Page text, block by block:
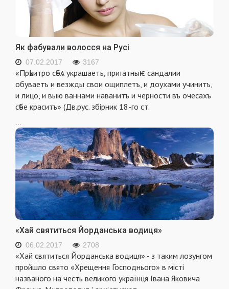
Як фабували волосся на Русі
07.02.2017 3167
«Прѣхитро сѣбѧ украшаетъ, приıатныѥ сандалии
обуваетъ и везжды свои ощиплетъ, и доухами учинитъ,
и лицо, и выю ваннами наванитъ и черности въ очесахъ
сѣбе краситъ» (Дв.рус. збірник 18-го ст.
«Хай святиться Йорданська водиця»
06.02.2017 2708
«Хай святиться Йорданська водиця» - з таким лозунгом
пройшло свято «Хрещення Господнього» в місті
названого на честь великого українця Івана Яковича